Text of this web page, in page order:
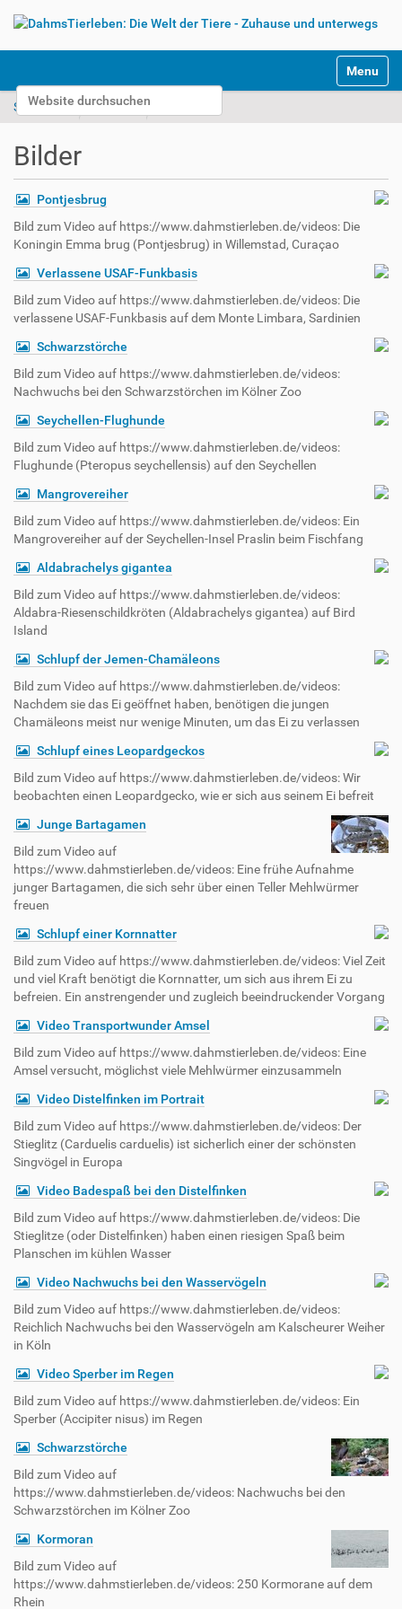
Website durchsuchen
Erweiterte Suche…
k
Toggle
Startseite Videos
Bilder
Pontjesbrug
Bild zum Video auf https://www.dahmstierleben.de/videos: Die
Koningin Emma brug (Pontjesbrug) in Willemstad, Curaçao
Verlassene USAF-Funkbasis
Bild zum Video auf https://www.dahmstierleben.de/videos: Die
verlassene USAF-Funkbasis auf dem Monte Limbara, Sardinien
Schwarzstörche
Bild zum Video auf https://www.dahmstierleben.de/videos:
Nachwuchs bei den Schwarzstörchen im Kölner Zoo
Seychellen-Flughunde
Bild zum Video auf https://www.dahmstierleben.de/videos:
Flughunde (Pteropus seychellensis) auf den Seychellen
Mangrovereiher
Bild zum Video auf https://www.dahmstierleben.de/videos: Ein
Mangrovereiher auf der Seychellen-Insel Praslin beim Fischfang
Aldabrachelys gigantea
Bild zum Video auf https://www.dahmstierleben.de/videos:
Aldabra-Riesenschildkröten (Aldabrachelys gigantea) auf Bird
Island
Schlupf der Jemen-Chamäleons
Bild zum Video auf https://www.dahmstierleben.de/videos:
Nachdem sie das Ei geöffnet haben, benötigen die jungen
Chamäleons meist nur wenige Minuten, um das Ei zu verlassen
Schlupf eines Leopardgeckos
Bild zum Video auf https://www.dahmstierleben.de/videos: Wir
beobachten einen Leopardgecko, wie er sich aus seinem Ei befreit
Junge Bartagamen
Bild zum Video auf
https://www.dahmstierleben.de/videos: Eine frühe Aufnahme
junger Bartagamen, die sich sehr über einen Teller Mehlwürmer
freuen
Schlupf einer Kornnatter
Bild zum Video auf https://www.dahmstierleben.de/videos: Viel Zeit
und viel Kraft benötigt die Kornnatter, um sich aus ihrem Ei zu
befreien. Ein anstrengender und zugleich beeindruckender Vorgang
Video Transportwunder Amsel
Bild zum Video auf https://www.dahmstierleben.de/videos: Eine
Amsel versucht, möglichst viele Mehlwürmer einzusammeln
Video Distelfinken im Portrait
Bild zum Video auf https://www.dahmstierleben.de/videos: Der
Stieglitz (Carduelis carduelis) ist sicherlich einer der schönsten
Singvögel in Europa
Video Badespaß bei den Distelfinken
Bild zum Video auf https://www.dahmstierleben.de/videos: Die
Stieglitze (oder Distelfinken) haben einen riesigen Spaß beim
Planschen im kühlen Wasser
Video Nachwuchs bei den Wasservögeln
Bild zum Video auf https://www.dahmstierleben.de/videos:
Reichlich Nachwuchs bei den Wasservögeln am Kalscheurer Weiher
in Köln
Video Sperber im Regen
Bild zum Video auf https://www.dahmstierleben.de/videos: Ein
Sperber (Accipiter nisus) im Regen
Schwarzstörche
Bild zum Video auf
https://www.dahmstierleben.de/videos: Nachwuchs bei den
Schwarzstörchen im Kölner Zoo
Kormoran
Bild zum Video auf
https://www.dahmstierleben.de/videos: 250 Kormorane auf dem
Rhein